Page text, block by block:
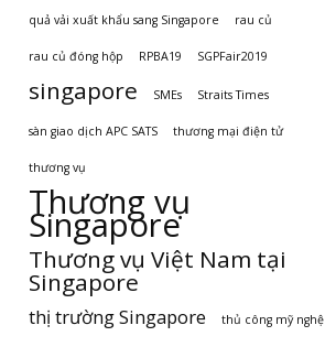
quả vải xuất khẩu sang Singapore rau củ
rau củ đóng hộp RPBA19 SGPFair2019
singapore SMEs Straits Times
sàn giao dịch APC SATS thương mại điện tử
thương vụ
Thương vụ
Singapore
Thương vụ Việt Nam tại
Singapore
thị trường Singapore thủ công mỹ nghệ